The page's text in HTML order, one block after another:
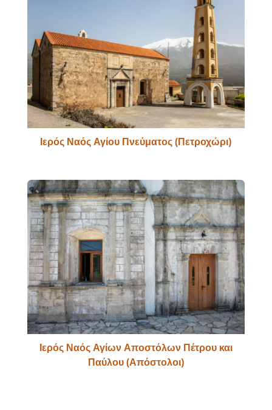
Ιερός Ναός Αγίου Πνεύματος (Πετροχώρι)
Ιερός Ναός Αγίων Αποστόλων Πέτρου και
Παύλου (Απόστολοι)